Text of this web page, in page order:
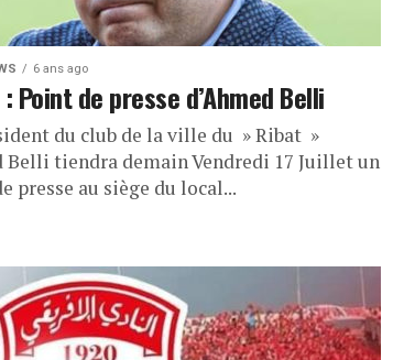
6 ans ago
: Point de presse d’Ahmed Belli
du club de la ville du » Ribat »
Belli tiendra demain Vendredi 17 Juillet un
presse au siège du local...